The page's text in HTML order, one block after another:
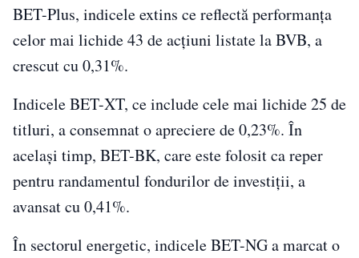
BET-Plus, indicele extins ce reflectă performanța
celor mai lichide 43 de acțiuni listate la BVB, a
crescut cu 0,31%.
Indicele BET-XT, ce include cele mai lichide 25 de
titluri, a consemnat o apreciere de 0,23%. În
același timp, BET-BK, care este folosit ca reper
pentru randamentul fondurilor de investiții, a
avansat cu 0,41%.
În sectorul energetic, indicele BET-NG a marcat o